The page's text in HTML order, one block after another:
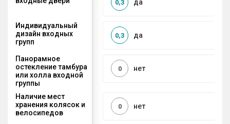
да
0,3
Индивидуальный
дизайн входных
групп
да
0,3
Панорамное
остекление тамбура
или холла входной
группы
нет
0
Наличие мест
хранения колясок и
велосипедов
нет
0